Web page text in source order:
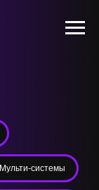
Мульти-системы